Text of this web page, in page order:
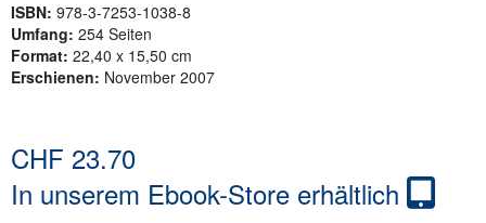
ISBN: 978-3-7253-1038-8
Umfang: 254 Seiten
Format: 22,40 x 15,50 cm
Erschienen: November 2007
CHF 23.70
In unserem Ebook-Store erhältlich